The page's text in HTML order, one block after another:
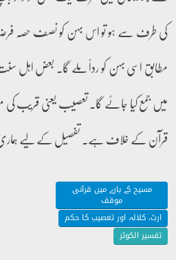
کی طرف سے ہو تو اس بہن کو نصف حصہ
مطابق اسی بہن کو رداً ملے گا۔ بعض اہل
میں جمع کیا جائے گا۔ تعصیب یعنی قریب کی
قرآن کے خلاف ہے۔ تفصیل کے لیے ہماری
مسیح کے بارے میں قرآنی
موقف
ارث، کلالہ اور تعصیب کا حکم
تفسیر الکوثر